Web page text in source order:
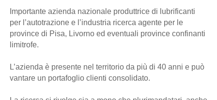
Importante azienda nazionale produttrice di lubrificanti
per l’autotrazione e l’industria ricerca agente per le
province di Pisa, Livorno ed eventuali province confinanti
limitrofe.
L’azienda è presente nel territorio da più di 40 anni e può
vantare un portafoglio clienti consolidato.